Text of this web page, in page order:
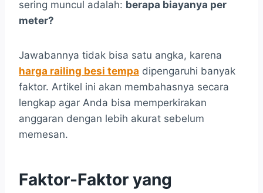
sering muncul adalah: berapa biayanya per
meter?
Jawabannya tidak bisa satu angka, karena
harga railing besi tempa dipengaruhi banyak
faktor. Artikel ini akan membahasnya secara
lengkap agar Anda bisa memperkirakan
anggaran dengan lebih akurat sebelum
memesan.
Faktor-Faktor yang